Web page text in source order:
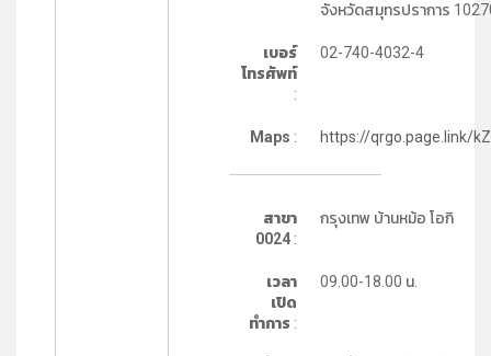
จังหวัดสมุทรปราการ
เบอร์
โทรศัพท์
:
02-740-4032-4
Maps : https://qrgo.page.link/
สาขา
0024:
กรุงเทพ บ้านหม้อ โอกิ
เวลา
เปิด
ทำการ :
09.00-18.00 น.